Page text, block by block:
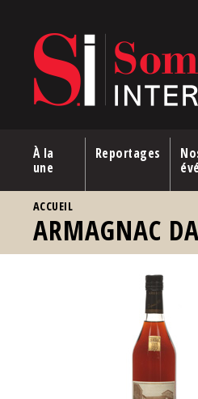
À la
une
Reportages
ACCUEIL
ARMAGNAC